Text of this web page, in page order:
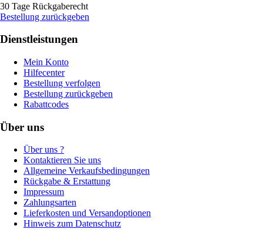
30 Tage Rückgaberecht
Bestellung zurückgeben
Dienstleistungen
Mein Konto
Hilfecenter
Bestellung verfolgen
Bestellung zurückgeben
Rabattcodes
Über uns
Über uns ?
Kontaktieren Sie uns
Allgemeine Verkaufsbedingungen
Rückgabe & Erstattung
Impressum
Zahlungsarten
Lieferkosten und Versandoptionen
Hinweis zum Datenschutz